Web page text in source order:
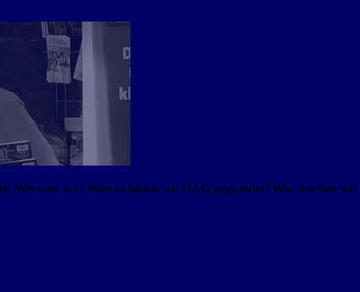
Wer sind wir? Warum haben wir NAG gegründet? Was machen